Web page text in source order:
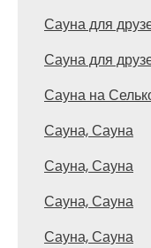
Сауна для
Сауна для
Сауна на
Сауна, Сауна
Сауна, Сауна
Сауна, Сауна
Сауна, Сауна